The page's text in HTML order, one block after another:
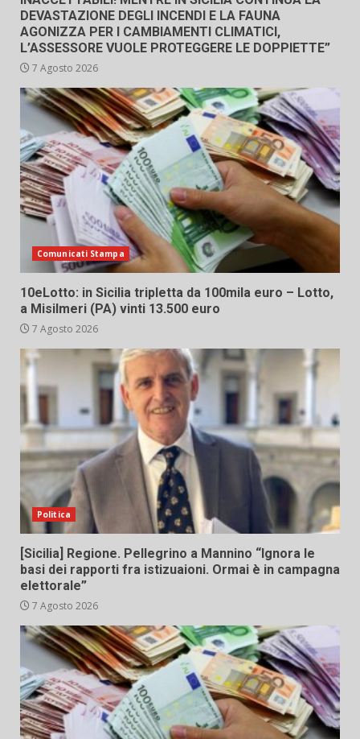
DEVASTAZIONE DEGLI INCENDI E LA FAUNA
AGONIZZA PER I CAMBIAMENTI CLIMATICI,
L’ASSESSORE VUOLE PROTEGGERE LE DOPPIETTE”
7 Agosto 2026
Comunicati Stampa
10eLotto: in Sicilia tripletta da 100mila euro – Lotto,
a Misilmeri (PA) vinti 13.500 euro
7 Agosto 2026
Politica
[Sicilia] Regione. Pellegrino a Mannino “Ignora le
basi dei rapporti fra istizuaioni. Ormai è in campagna
elettorale”
7 Agosto 2026